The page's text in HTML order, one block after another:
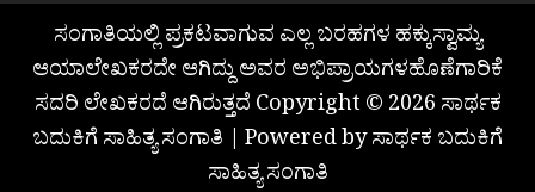
ಸಂಗಾತಿಯಲ್ಲಿ ಪ್ರಕಟವಾಗುವ ಎಲ್ಲ ಬರಹಗಳ ಹಕ್ಕುಸ್ವಾಮ್ಯ
ಆಯಾಲೇಖಕರದೇ ಆಗಿದ್ದು ಅವರ ಅಭಿಪ್ರಾಯಗಳಹೊಣೆಗಾರಿಕೆ
ಸದರಿ ಲೇಖಕರದೆ ಆಗಿರುತ್ತದೆ Copyright © 2026 ಸಾರ್ಥಕ
ಬದುಕಿಗೆ ಸಾಹಿತ್ಯ ಸಂಗಾತಿ | Powered by ಸಾರ್ಥಕ ಬದುಕಿಗೆ
ಸಾಹಿತ್ಯ ಸಂಗಾತಿ